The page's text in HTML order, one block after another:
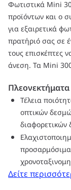
Φωτιστικά Mini
προϊόντων και ο
για εξαιρετικά
πρατήριό σας σε
τους επισκέπτες
άνεση. Τα Mini
φωτισμό κατ'
ενέργειας σε
εξασφαλίζοντας
προσανατολισμό
μπορούν να
πρώτη
Ο προαιρετικός
αισθητήρα
Πλεονεκτήματα
Τέλεια
οπτικών
Δείτε